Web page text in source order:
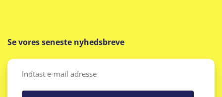
Se vores seneste nyhedsbreve
Email